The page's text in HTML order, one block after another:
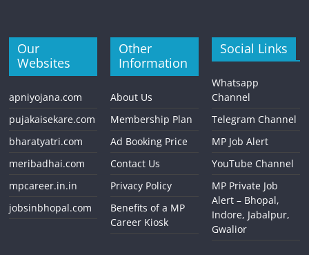
Our
Websites
apniyojana.com
pujakaisekare.com
bharatyatri.com
meribadhai.com
mpcareer.in.in
jobsinbhopal.com
Other
Information
About Us
Membership Plan
Ad Booking Price
Contact Us
Privacy Policy
Benefits of a MP
Career Kiosk
Social Links
Whatsapp
Channel
Telegram Channel
MP Job Alert
YouTube Channel
MP Private Job
Alert – Bhopal,
Indore, Jabalpur,
Gwalior